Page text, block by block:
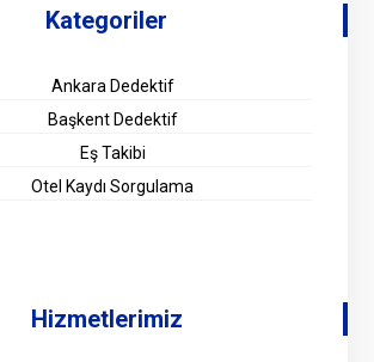
Kategoriler
Ankara Dedektif
Başkent Dedektif
Eş Takibi
Otel Kaydı Sorgulama
Hizmetlerimiz